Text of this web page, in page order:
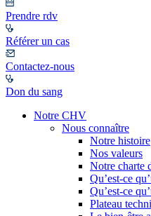
Prendre rdv
Référer un cas
Contactez-nous
Don du sang
Notre CHV
Nous connaître
Notre histoire
Nos valeurs
Notre charte
Qu’est-ce
Qu’est-ce
Plateau